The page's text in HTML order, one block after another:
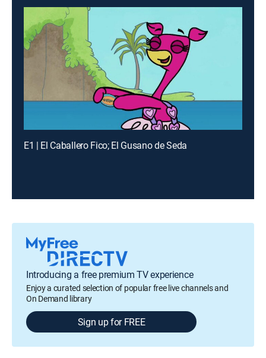
E1 | El Caballero Fico; El Gusano de Seda
Introducing a free premium TV experience
Enjoy a curated selection of popular free live channels and
On Demand library
Sign up for FREE